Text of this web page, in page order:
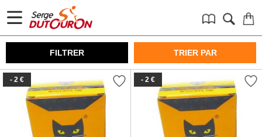
FILTRER TRIER PAR
- 2 € - 2 €